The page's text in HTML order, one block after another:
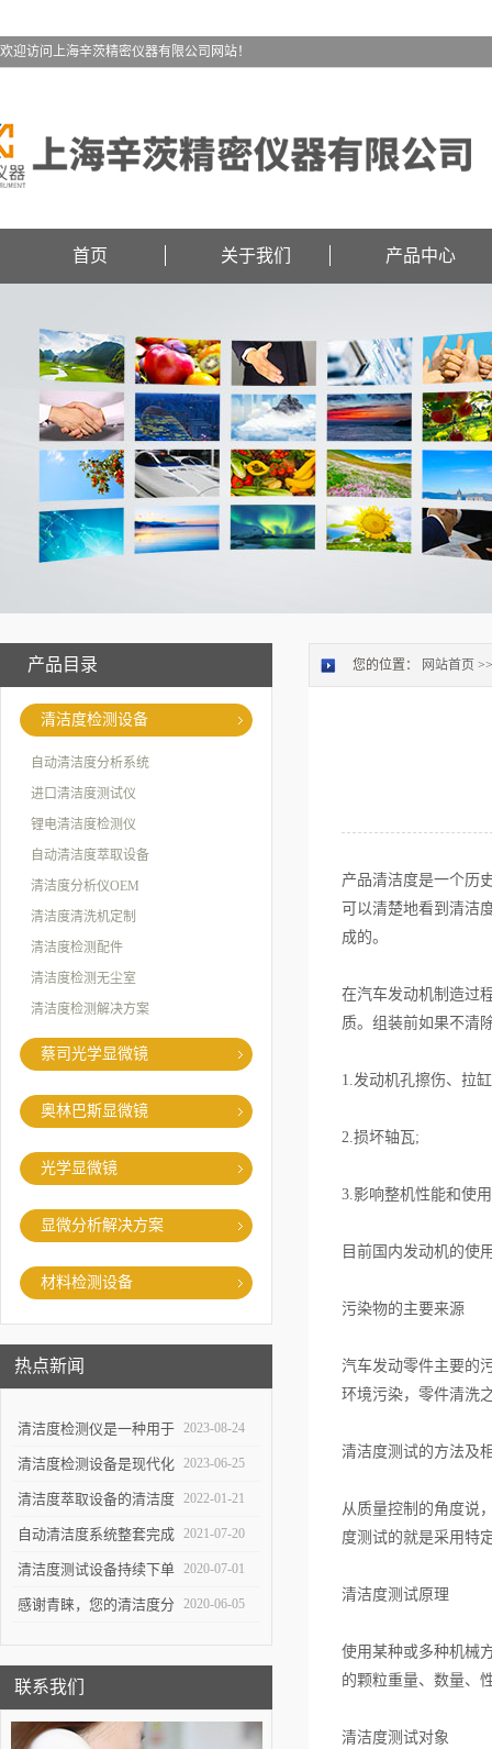
欢迎访问上海辛茨精密仪器有限公司网站！
首页 关于我们 产品中心
产品目录
清洁度检测设备
自动清洁度分析系统
进口清洁度测试仪
锂电清洁度检测仪
自动清洁度萃取设备
清洁度分析仪OEM
清洁度清洗机定制
清洁度检测配件
清洁度检测无尘室
清洁度检测解决方案
蔡司光学显微镜
奥林巴斯显微镜
光学显微镜
显微分析解决方案
材料检测设备
热点新闻
清洁度检测仪是一种用于
评估物体表面清洁程度的
重要工具
2023-08-24
清洁度检测设备是现代化
生产中*一环
2023-06-25
清洁度萃取设备的清洁度
测试对于不同系统的组件
有不同的意义
2022-01-21
自动清洁度系统整套完成
交付——吉林客户
2021-07-20
清洁度测试设备持续下单 2020-07-01
感谢青睐，您的清洁度分 2020-06-05
联系我们
您的位置： 网站首页
产品清洁度是一个历
可以清楚地看到清洁
成的。
在汽车发动机制造过
质。组装前如果不清
1.发动机孔擦伤、拉
2.损坏轴瓦;
3.影响整机性能和使
目前国内发动机的使
污染物的主要来源
汽车发动零件主要的
环境污染，零件清洗
清洁度测试的方法及
从质量控制的角度说
度测试的就是采用特
清洁度测试原理
使用某种或多种机械
的颗粒重量、数量、
清洁度测试对象